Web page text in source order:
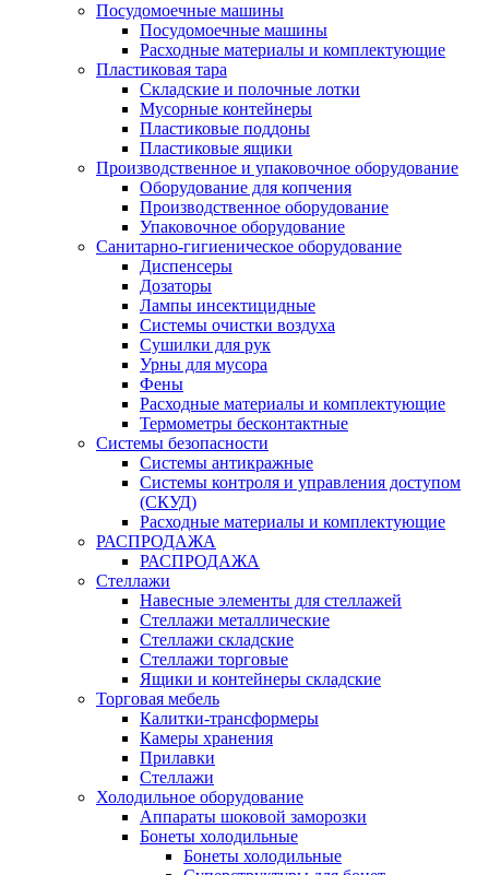
Посудомоечные машины
Посудомоечные машины
Расходные материалы и комплектующие
Пластиковая тара
Складские и полочные лотки
Мусорные контейнеры
Пластиковые поддоны
Пластиковые ящики
Производственное и упаковочное оборудование
Оборудование для копчения
Производственное оборудование
Упаковочное оборудование
Санитарно-гигиеническое оборудование
Диспенсеры
Дозаторы
Лампы инсектицидные
Системы очистки воздуха
Сушилки для рук
Урны для мусора
Фены
Расходные материалы и комплектующие
Термометры бесконтактные
Системы безопасности
Системы антикражные
Системы контроля и управления доступом
(СКУД)
Расходные материалы и комплектующие
РАСПРОДАЖА
РАСПРОДАЖА
Стеллажи
Навесные элементы для стеллажей
Стеллажи металлические
Стеллажи складские
Стеллажи торговые
Ящики и контейнеры складские
Торговая мебель
Калитки-трансформеры
Камеры хранения
Прилавки
Стеллажи
Холодильное оборудование
Аппараты шоковой заморозки
Бонеты холодильные
Бонеты холодильные